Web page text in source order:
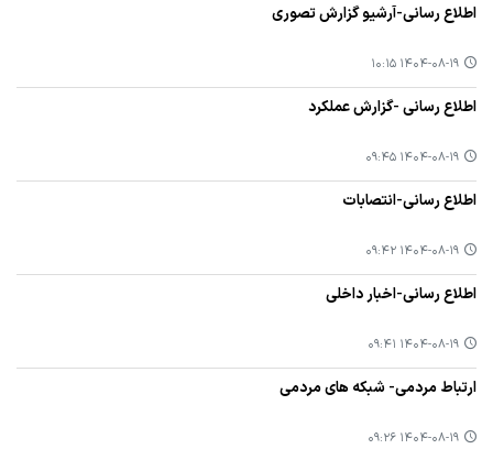
اطلاع رسانی-آرشیو گزارش تصوری
۱۴۰۴-۰۸-۱۹ ۱۰:۱۵
اطلاع رسانی -گزارش عملکرد
۱۴۰۴-۰۸-۱۹ ۰۹:۴۵
اطلاع رسانی-انتصابات
۱۴۰۴-۰۸-۱۹ ۰۹:۴۲
اطلاع رسانی-اخبار داخلی
۱۴۰۴-۰۸-۱۹ ۰۹:۴۱
ارتباط مردمی- شبکه های مردمی
۱۴۰۴-۰۸-۱۹ ۰۹:۲۶